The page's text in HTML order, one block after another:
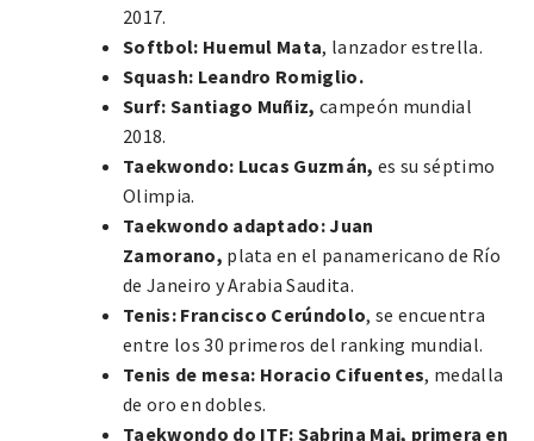
2017.
Softbol: Huemul Mata, lanzador estrella.
Squash: Leandro Romiglio.
Surf: Santiago Muñiz, campeón mundial
2018.
Taekwondo: Lucas Guzmán, es su séptimo
Olimpia.
Taekwondo adaptado: Juan
Zamorano, plata en el panamericano de Río
de Janeiro y Arabia Saudita.
Tenis: Francisco Cerúndolo, se encuentra
entre los 30 primeros del ranking mundial.
Tenis de mesa: Horacio Cifuentes, medalla
de oro en dobles.
Taekwondo do ITF: Sabrina Mai, primera en